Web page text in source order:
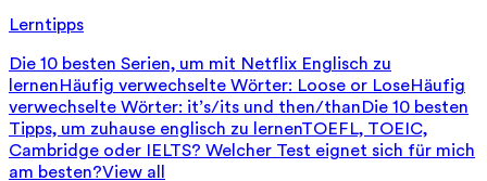
Lerntipps
Die 10 besten Serien, um mit Netflix Englisch zu
lernenHäufig verwechselte Wörter: Loose or LoseHäufig
verwechselte Wörter: it’s/its und then/thanDie 10 besten
Tipps, um zuhause englisch zu lernenTOEFL, TOEIC,
Cambridge oder IELTS? Welcher Test eignet sich für mich
am besten?View all